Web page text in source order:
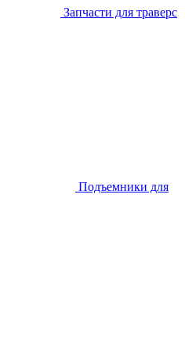
Запчасти для траверс
Подъемники для